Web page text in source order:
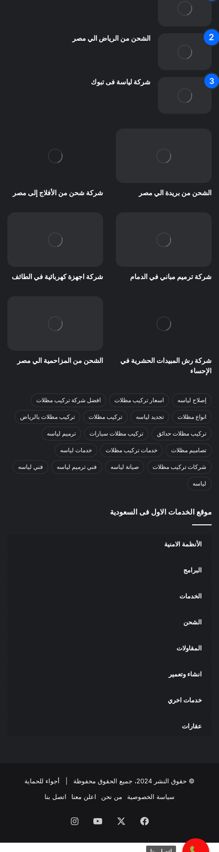
الشحن من الرياض الي مصر
شركة لياسة فى تبوك
الشحن من بريدة الي مصر شركة شحن من الأفلاج إلى مصر
شركة ترميم مباني في الدمام شركة اجهزة كهربائية في الطائف
شركة رش المبيدات الحشرية في
الإحساء
الشحن من المزاحمية الي مصر
إصلاح لياسه اسعار تركيب مظلات افضل شركة تركيب مظلات
انواع مظلات تجديد لياسه تركيب مظلات تركيب مظلات بالرياض
تركيب مظلات حدائق تركيب مظلات سيارات ترميم لياسه
تصاميم مظلات خدمات تركيب مظلات خدمات لياسه
شركات تركيب مظلات صيانة لياسه فني ترميم لياسه فني لياسه
لياسه
موقع الخدمات الاول فى السعودية
الأنظمة الامنية
البرامج
الخدمات
الشحن
المقاولات
انشاء وتعمير
خدمات اخري
عقارات
© حقوق النشر 2024، جميع الحقوق محفوظة |
أجواء للحماية
سياسة الخصوصية
من نحن اعلن معنا اتصل بنا
فيسبوك ‫YouTubeانستقرام